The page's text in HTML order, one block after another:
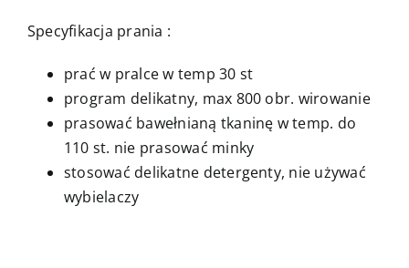
Specyfikacja prania :
prać w pralce w temp 30 st
program delikatny, max 800 obr. wirowanie
prasować bawełnianą tkaninę w temp. do
110 st. nie prasować minky
stosować delikatne detergenty, nie używać
wybielaczy